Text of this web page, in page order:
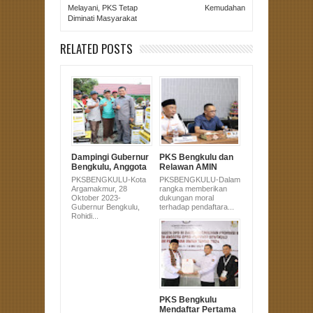
Melayani, PKS Tetap
Diminati Masyarakat
Kemudahan
RELATED POSTS
Dampingi Gubernur
Bengkulu, Anggota
DPRD Sujono Hadir
di Pembagian
Alsintan untuk
Masyarakat
Bengkulu Utara
PKSBENGKULU-Kota
Argamakmur, 28
Oktober 2023-
Gubernur Bengkulu,
Rohidi...
PKS Bengkulu dan
Relawan AMIN
Serahkan Dukungan
Pasangan Anies-
Muhaimin Ke KPU
PKSBENGKULU-Dalam
rangka memberikan
dukungan moral
terhadap pendaftara...
PKS Bengkulu
Mendaftar Pertama